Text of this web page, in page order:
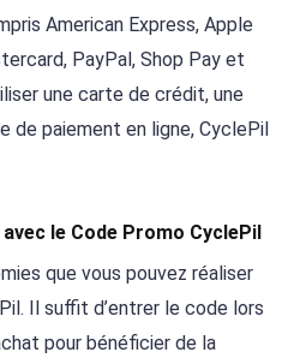
American Express, Apple
PayPal, Shop Pay et
une carte de crédit, une
de paiement en ligne, CyclePil
le Code Promo CyclePil
que vous pouvez réaliser
Il suffit d’entrer le code lors
pour bénéficier de la